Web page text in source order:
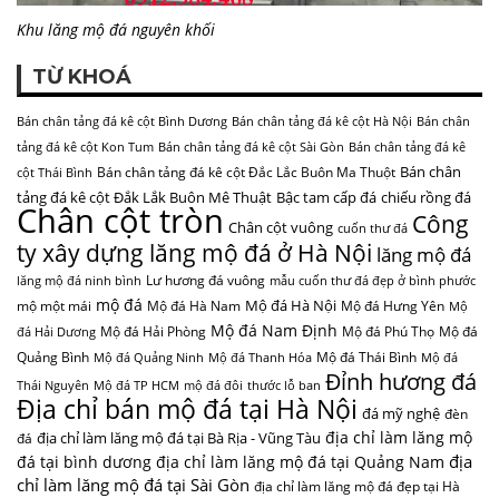
Khu lăng mộ đá nguyên khối
TỪ KHOÁ
Bán chân tảng đá kê cột Bình Dương Bán chân tảng đá kê cột Hà Nội Bán chân
tảng đá kê cột Kon Tum Bán chân tảng đá kê cột Sài Gòn Bán chân tảng đá kê
cột Thái Bình Bán chân tảng đá kê cột Đắc Lắc Buôn Ma Thuột Bán chân
tảng đá kê cột Đắk Lắk Buôn Mê Thuật Bậc tam cấp đá chiếu rồng đá
Chân cột tròn Chân cột vuông cuốn thư đá Công
ty xây dựng lăng mộ đá ở Hà Nội lăng mộ đá
lăng mộ đá ninh bình Lư hương đá vuông mẫu cuốn thư đá đẹp ở bình phước
mộ một mái mộ đá Mộ đá Hà Nam Mộ đá Hà Nội Mộ đá Hưng Yên Mộ
đá Hải Dương Mộ đá Hải Phòng Mộ đá Nam Định Mộ đá Phú Thọ Mộ đá
Quảng Bình Mộ đá Quảng Ninh Mộ đá Thanh Hóa Mộ đá Thái Bình Mộ đá
Thái Nguyên Mộ đá TP HCM mộ đá đôi thước lỗ ban Đỉnh hương đá
Địa chỉ bán mộ đá tại Hà Nội đá mỹ nghệ đèn
đá địa chỉ làm lăng mộ đá tại Bà Rịa - Vũng Tàu địa chỉ làm lăng mộ
đá tại bình dương địa chỉ làm lăng mộ đá tại Quảng Nam địa
chỉ làm lăng mộ đá tại Sài Gòn địa chỉ làm lăng mộ đá đẹp tại Hà